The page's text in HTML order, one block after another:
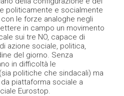
politicamente e socialmente
le forze analoghe negli
in campo un movimento
sui tre NO, capace di
azione sociale, politica,
del giorno. Senza
in difficoltà le
politiche che sindacali) ma
piattaforma sociale a
Eurostop.